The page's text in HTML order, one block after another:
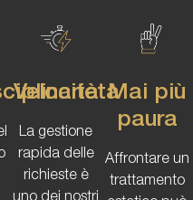
Velocità
La gestione
rapida delle
richieste è
Mai più
paura
Affrontare un
trattamento